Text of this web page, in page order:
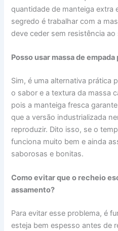
quantidade de manteiga extra
segredo é trabalhar com a
deve ceder sem resistência
Posso usar massa de
Sim, é uma alternativa prática
o sabor e a textura da massa
pois a manteiga fresca
que a versão industrializada
reproduzir. Dito isso, se o
funciona muito bem e ainda
saborosas e bonitas.
Como evitar que o recheio
assamento?
Para evitar esse problema, é
esteja bem espesso antes de